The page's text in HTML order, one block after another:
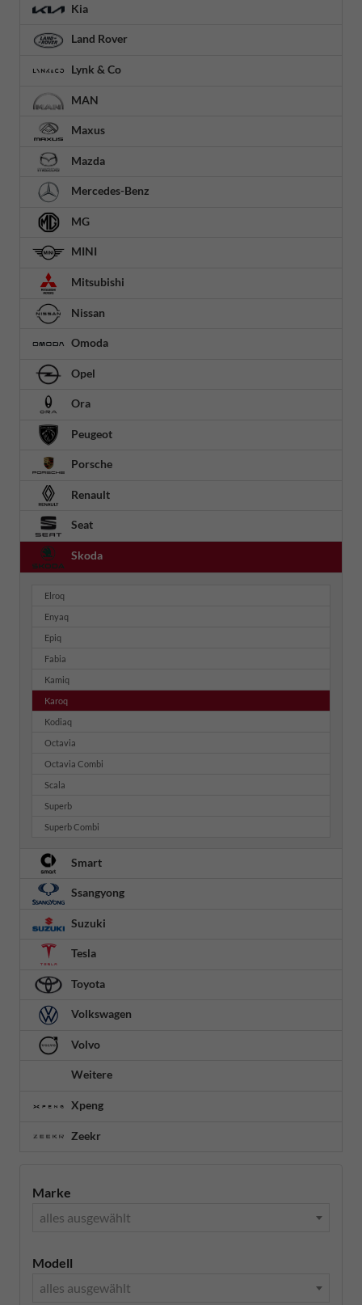
Kia
Land Rover
Lynk & Co
MAN
Maxus
Mazda
Mercedes-Benz
MG
MINI
Mitsubishi
Nissan
Omoda
Opel
Ora
Peugeot
Porsche
Renault
Seat
Skoda
Elroq
Enyaq
Epiq
Fabia
Kamiq
Karoq
Kodiaq
Octavia
Octavia Combi
Scala
Superb
Superb Combi
Smart
Ssangyong
Suzuki
Tesla
Toyota
Volkswagen
Volvo
Weitere
Xpeng
Zeekr
Marke
alles ausgewählt
Modell
alles ausgewählt